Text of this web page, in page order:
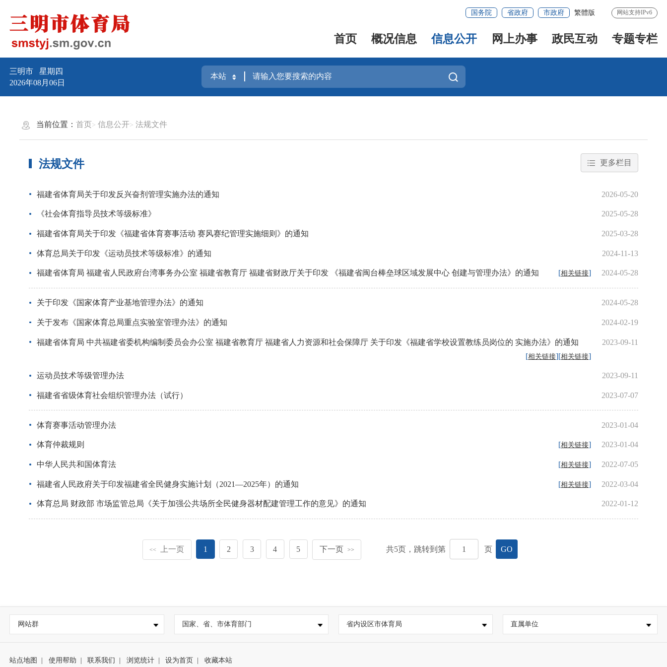
国务院 省政府 市政府 繁體版 网站支持IPv6
首页 概况信息 信息公开 网上办事 政民互动 专题专栏
三明市星期四
2026年08月06日
当前位置：首页 信息公开 法规文件
法规文件 更多栏目
福建省体育局关于印发反兴奋剂管理实施办法的通知 2026-05-20
《社会体育指导员技术等级标准》 2025-05-28
福建省体育局关于印发《福建省体育赛事活动 赛风赛纪管理实施细则》的通知 2025-03-28
体育总局关于印发《运动员技术等级标准》的通知 2024-11-13
福建省体育局 福建省人民政府台湾事务办公室 福建省教育厅 福建省财政厅关于印发 《福建省闽台棒垒球区域发展中心 创建与管理办法》的通知 [相关链接] 2024-05-28
关于印发《国家体育产业基地管理办法》的通知 2024-05-28
关于发布《国家体育总局重点实验室管理办法》的通知 2024-02-19
福建省体育局 中共福建省委机构编制委员会办公室 福建省教育厅 福建省人力资源和社会保障厅 关于印发《福建省学校设置教练员岗位的 实施办法》的通知
[相关链接][相关链接]
2023-09-11
运动员技术等级管理办法 2023-09-11
福建省省级体育社会组织管理办法（试行） 2023-07-07
体育赛事活动管理办法 2023-01-04
体育仲裁规则 [相关链接] 2023-01-04
中华人民共和国体育法 [相关链接] 2022-07-05
福建省人民政府关于印发福建省全民健身实施计划（2021—2025年）的通知 [相关链接] 2022-03-04
体育总局 财政部 市场监管总局《关于加强公共场所全民健身器材配建管理工作的意见》的通知 2022-01-12
<< 上一页 1 2 3 4 5 下一页 >> 共5页，跳转到第 页 GO
网站群 国家、省、市体育部门 省内设区市体育局 直属单位
站点地图 使用帮助 联系我们 浏览统计 设为首页 收藏本站